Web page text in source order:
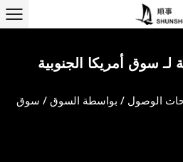
سوق أمريكا الجنوبية
الوصول / بواسطة السوق / سوق